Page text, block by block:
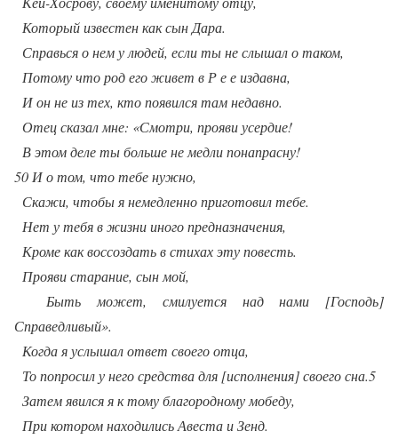
Который известен как сын Дара.
Справься о нем у людей, если ты не слышал о таком,
Потому что род его живет в Р е е издавна,
И он не из тех, кто появился там недавно.
Отец сказал мне: «Смотри, прояви усердие!
В этом деле ты больше не медли понапрасну!
50 И о том, что тебе нужно,
Скажи, чтобы я немедленно приготовил тебе.
Нет у тебя в жизни иного предназначения,
Кроме как воссоздать в стихах эту повесть.
Прояви старание, сын мой,
Быть может, смилуется над нами [Господь]
Справедливый».
Когда я услышал ответ своего отца,
То попросил у него средства для [исполнения] своего сна.5
Затем явился я к тому благородному мобеду,
При котором находились Авеста и Зенд.